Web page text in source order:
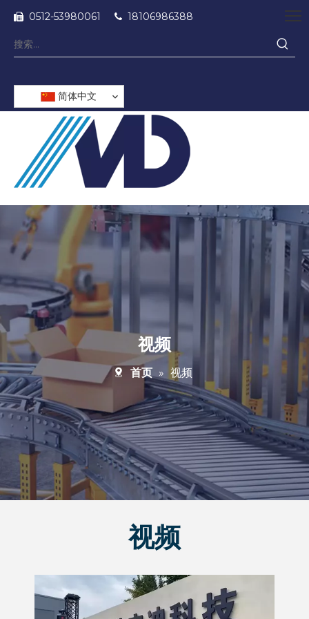
 0512-53980061  18106986388
简体中文
视频
首页 » 视频
视频